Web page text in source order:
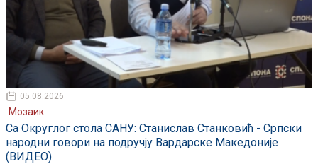
05.08.2026
Мозаик
Са Округлог стола САНУ: Станислав Станковић - Српски
народни говори на подручју Вардарске Македоније
(ВИДЕО)